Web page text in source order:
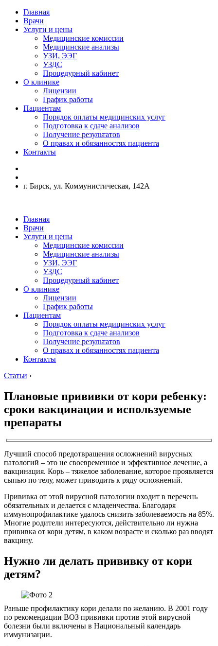
Главная
Врачи
Услуги и цены
Медицинские комиссии
Медицинские анализы
УЗИ, ЭЭГ
УЗДС
Процедурный кабинет
О клинике
Лицензии
График работы
Пациентам
Порядок оплаты медицинских услуг
Подготовка к сдаче анализов
Получение результатов
О правах и обязанностях пациента
Контакты
г. Бирск, ул. Коммунистическая, 142А
Главная
Врачи
Услуги и цены
Медицинские комиссии
Медицинские анализы
УЗИ, ЭЭГ
УЗДС
Процедурный кабинет
О клинике
Лицензии
График работы
Пациентам
Порядок оплаты медицинских услуг
Подготовка к сдаче анализов
Получение результатов
О правах и обязанностях пациента
Контакты
Статьи ›
Плановые прививки от кори ребенку:
сроки вакцинации и используемые
препараты
Лучший способ предотвращения осложнений вирусных
патологий – это не своевременное и эффективное лечение, а
вакцинация. Корь – тяжелое заболевание, которое проявляется
сыпью по телу, может приводить к ряду осложнений.
Прививка от этой вирусной патологии входит в перечень
обязательных и делается с младенчества. Благодаря
иммунопрофилактике удалось снизить заболеваемость на 85%.
Многие родители интересуются, действительно ли нужна
прививка от кори детям, в каком возрасте и сколько раз вводят
вакцину.
Нужно ли делать прививку от кори
детям?
Раньше профилактику кори делали по желанию. В 2001 году
по рекомендации ВОЗ прививки против этой вирусной
болезни были включены в Национальный календарь
иммунизации.